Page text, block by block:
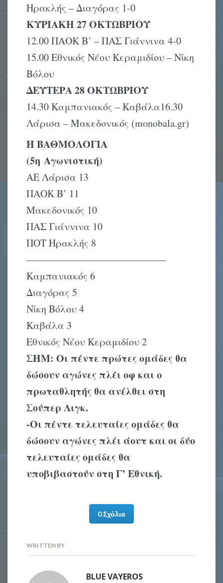
Ηρακλής – Διαγόρας 1-0
ΚΥΡΙΑΚΗ 27 ΟΚΤΩΒΡΙΟΥ
12.00 ΠΑΟΚ Β’ – ΠΑΣ Γιάννινα 4-0
15.00 Εθνικός Νέου Κεραμιδίου – Νίκη
Βόλου
ΔΕΥΤΕΡΑ 28 ΟΚΤΩΒΡΙΟΥ
14.30 Καμπανιακός – Καβάλα16.30
Λάρισα – Μακεδονικός (monobala.gr)
Η ΒΑΘΜΟΛΟΓΙΑ
(5η Αγωνιστική)
ΑΕ Λάρισα 13
ΠΑΟΚ Β’ 11
Μακεδονικός 10
ΠΑΣ Γιάννινα 10
ΠΟΤ Ηρακλής 8
——————————————
Καμπανιακός 6
Διαγόρας 5
Νίκη Βόλου 4
Καβάλα 3
Εθνικός Νέου Κεραμιδίου 2
ΣΗΜ: Οι πέντε πρώτες ομάδες θα
δώσουν αγώνες πλέι οφ και ο
πρωταθλητής θα ανέλθει στη
Σούπερ Λιγκ.
-Οι πέντε τελευταίες ομάδες θα
δώσουν αγώνες πλέι άουτ και οι δύο
τελευταίες ομάδες θα
υποβιβαστούν στη Γ’ Εθνική.
0 Σχόλια
WRITTEN BY
BLUE VAYEROS